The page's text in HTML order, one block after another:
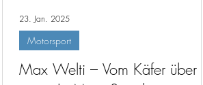
Max Welti – Vom Käfer über
Motorsport
23. Jan. 2025